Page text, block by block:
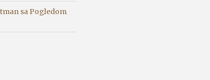
sa Pogledom